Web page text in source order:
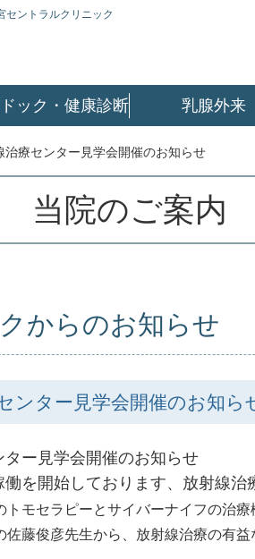
セントラルクリニック
ック・健康診断 乳腺外来
治療センター見学会開催のお知らせ
当院のご案内
からのお知らせ
ンター見学会開催のお知ら
ター見学会開催のお知らせ
を開始しております、放射線治
トモセラピーとサイバーナイフの治療
佐藤俊彦先生から、放射線治療の有